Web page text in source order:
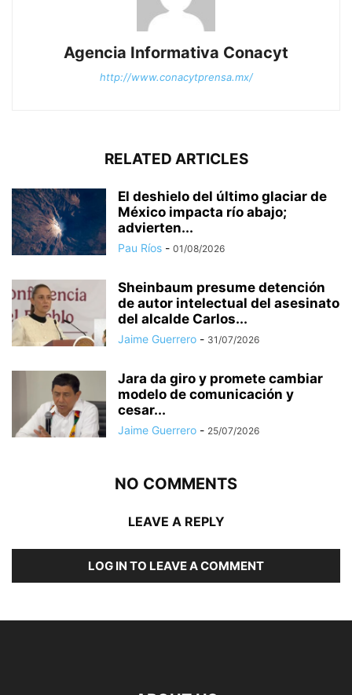
Agencia Informativa Conacyt
http://www.conacytprensa.mx/
RELATED ARTICLES
El deshielo del último glaciar de
México impacta río abajo;
advierten...
Pau Ríos - 01/08/2026
Sheinbaum presume detención
de autor intelectual del asesinato
del alcalde Carlos...
Jaime Guerrero - 31/07/2026
Jara da giro y promete cambiar
modelo de comunicación y
cesar...
Jaime Guerrero - 25/07/2026
NO COMMENTS
LEAVE A REPLY
LOG IN TO LEAVE A COMMENT